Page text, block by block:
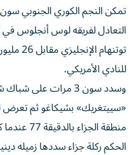
تمكن النجم الكوري الجنوبي
التعادل لفريقه لوس أنجلوس في
للنادي الأمريكي.
وسدد سون 3 مرات على
«سييتغريك» بشيكاغو ثم تعرض